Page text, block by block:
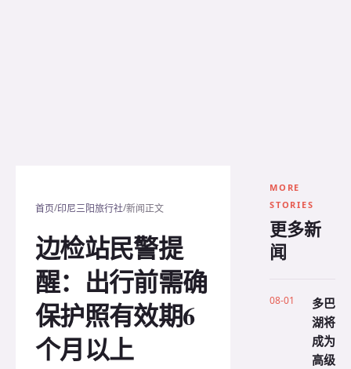
首页/印尼三阳旅行社/新闻正文
边检站民警提
醒：出行前需确
保护照有效期6
个月以上
MORE
STORIES
更多新
闻
08-01
多巴
湖将
成为
高级